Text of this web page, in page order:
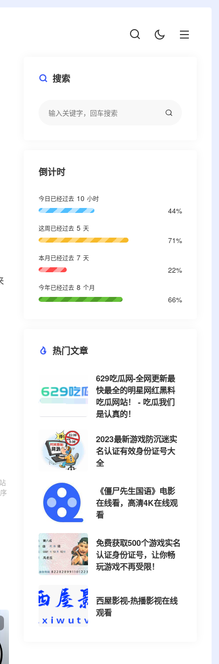
搜索
倒计时
今日已经过去 10 小时
44%
这周已经过去 5 天
71%
本月已经过去 7 天
22%
今年已经过去 8 个月
66%
热门文章
629吃瓜网-全网更新最
快最全的明星网红黑料
吃瓜网站！ - 吃瓜我们
是认真的！
2023最新游戏防沉迷实
名认证有效身份证号大
全
《僵尸先生国语》电影
在线看，高清4K在线观
看
免费获取500个游戏实名
认证身份证号，让你畅
玩游戏不再受限！
西屋影视-热播影视在线
观看